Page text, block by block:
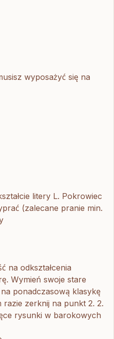
wyposażyć się na
litery L. Pokrowiec
(zalecane pranie min.
na odkształcenia
Wymień swoje stare
ponadczasową klasykę
razie zerknij na punkt 2. 2.
rysunki w barokowych